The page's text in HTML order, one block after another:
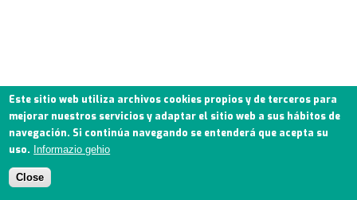
Este sitio web utiliza archivos cookies propios y de terceros para
mejorar nuestros servicios y adaptar el sitio web a sus hábitos de
navegación. Si continúa navegando se entenderá que acepta su
uso. Informazio gehio
Close